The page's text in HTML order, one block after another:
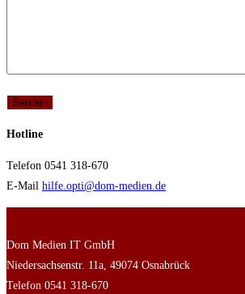
Hotline
Telefon 0541 318-670
E-Mail hilfe.opti@dom-medien.de
Dom Medien IT GmbH
Niedersachsenstr. 11a, 49074 Osnabrück
Telefon 0541 318-670